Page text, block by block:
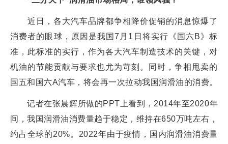
近日，各大汽车品牌都争相降价促销的消息惊爆了
消费者的眼球，原因是我国7月1日将实行《国六B》标
准，此标准的实行，作为各大汽车制造技术的关键，对
机油的节能贡献与要求也尤为苛刻。同时，争相甩卖的
国五和国六A汽车，将会再一次拉动我国润滑油的消费。
记者在张晨辉所做的PPT上看到，2014年至2020年
间，我国润滑油消费量趋于稳定，维持在650万吨左右，
约占全球的20%。2022年由于疫情，国内润滑油消费量